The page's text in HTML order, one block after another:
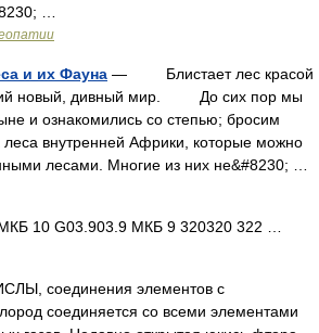
…
и их Фауна — Блистает лес красой
новый, дивный мир. До сих пор мы
и ознакомились со степью; бросим
леса внутренней Африки, которые можно
лесами. Многие из них не&#8230; …
10 G03.903.9 МКБ 9 320320 322 …
соединения элементов с
соединяется со всеми элементами